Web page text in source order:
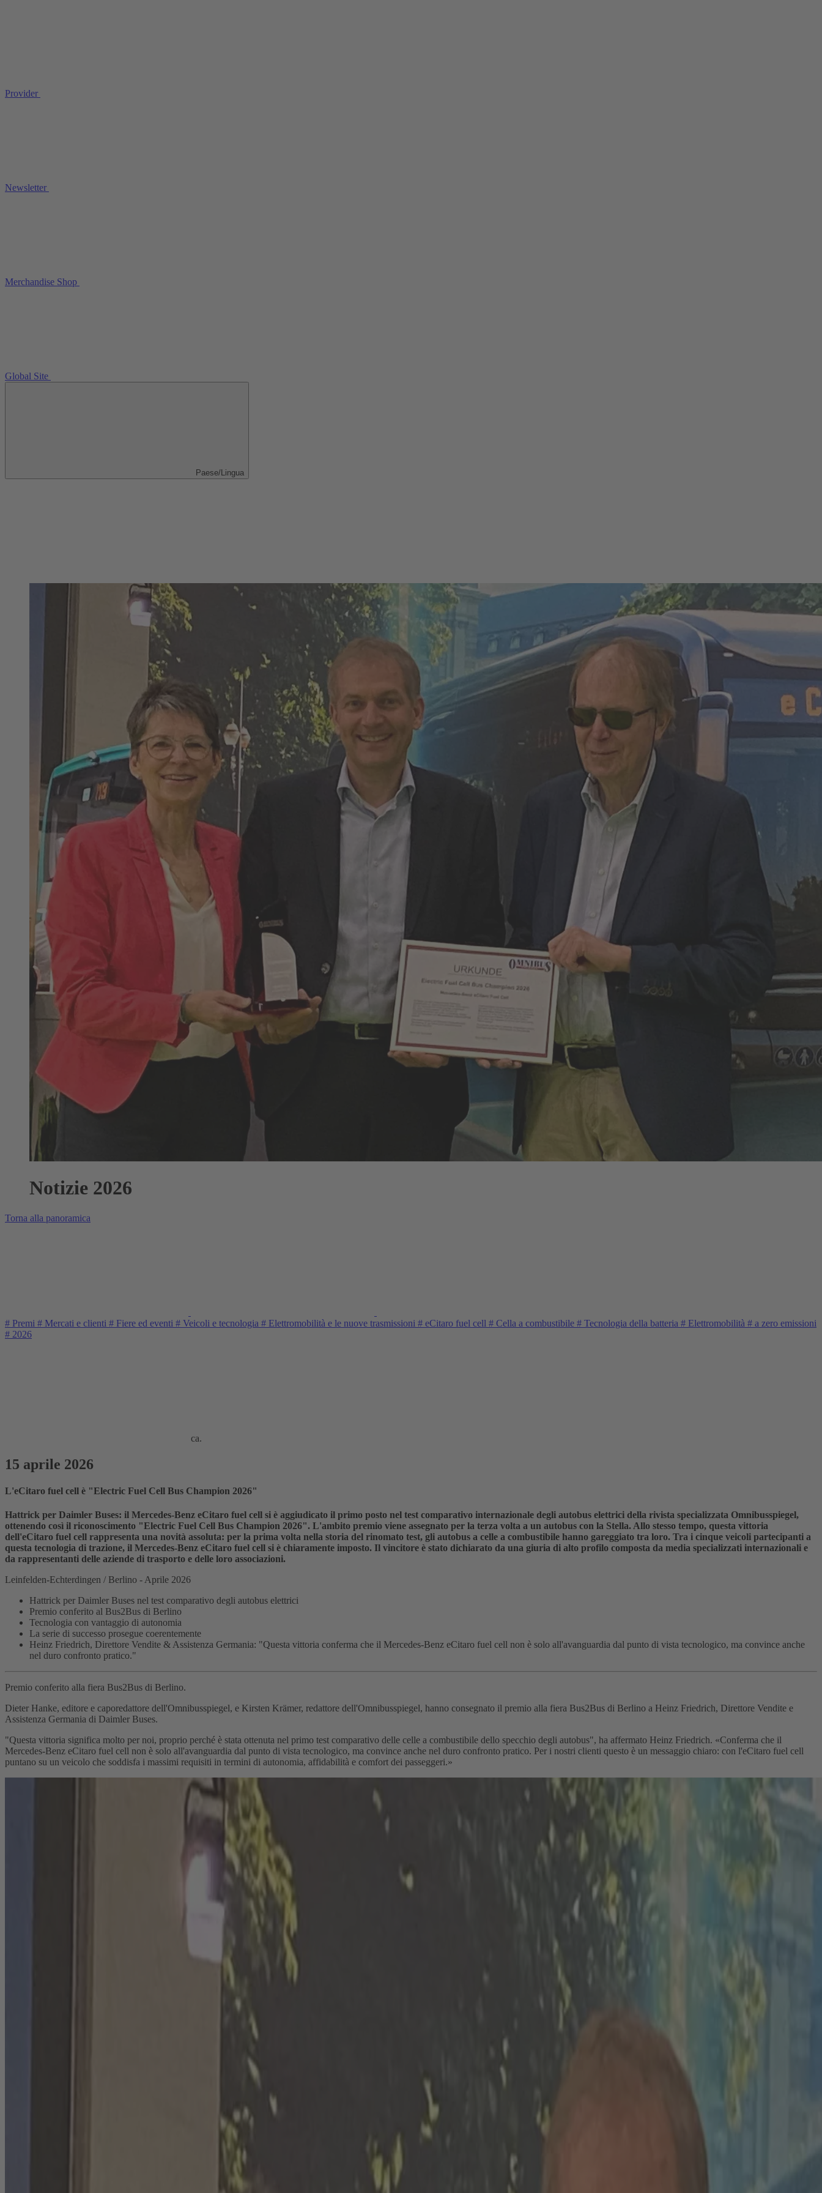
Provider
Newsletter
Merchandise Shop
Global Site
Paese/Lingua
Notizie 2026
Torna alla panoramica
# Premi # Mercati e clienti # Fiere ed eventi # Veicoli e tecnologia # Elettromobilità e le nuove trasmissioni # eCitaro fuel cell # Cella a combustibile # Tecnologia della batteria # Elettromobilità # a zero emissioni
# 2026
ca.
15 aprile 2026
L'eCitaro fuel cell è "Electric Fuel Cell Bus Champion 2026"
Hattrick per Daimler Buses: il Mercedes-Benz eCitaro fuel cell si è aggiudicato il primo posto nel test comparativo internazionale degli autobus elettrici della rivista specializzata Omnibusspiegel,
ottenendo così il riconoscimento "Electric Fuel Cell Bus Champion 2026". L'ambito premio viene assegnato per la terza volta a un autobus con la Stella. Allo stesso tempo, questa vittoria
dell'eCitaro fuel cell rappresenta una novità assoluta: per la prima volta nella storia del rinomato test, gli autobus a celle a combustibile hanno gareggiato tra loro. Tra i cinque veicoli partecipanti a
questa tecnologia di trazione, il Mercedes-Benz eCitaro fuel cell si è chiaramente imposto. Il vincitore è stato dichiarato da una giuria di alto profilo composta da media specializzati internazionali e
da rappresentanti delle aziende di trasporto e delle loro associazioni.
Leinfelden-Echterdingen / Berlino - Aprile 2026
Hattrick per Daimler Buses nel test comparativo degli autobus elettrici
Premio conferito al Bus2Bus di Berlino
Tecnologia con vantaggio di autonomia
La serie di successo prosegue coerentemente
Heinz Friedrich, Direttore Vendite & Assistenza Germania: "Questa vittoria conferma che il Mercedes-Benz eCitaro fuel cell non è solo all'avanguardia dal punto di vista tecnologico, ma convince anche
nel duro confronto pratico."
Premio conferito alla fiera Bus2Bus di Berlino.
Dieter Hanke, editore e caporedattore dell'Omnibusspiegel, e Kirsten Krämer, redattore dell'Omnibusspiegel, hanno consegnato il premio alla fiera Bus2Bus di Berlino a Heinz Friedrich, Direttore Vendite e
Assistenza Germania di Daimler Buses.
"Questa vittoria significa molto per noi, proprio perché è stata ottenuta nel primo test comparativo delle celle a combustibile dello specchio degli autobus", ha affermato Heinz Friedrich. «Conferma che il
Mercedes-Benz eCitaro fuel cell non è solo all'avanguardia dal punto di vista tecnologico, ma convince anche nel duro confronto pratico. Per i nostri clienti questo è un messaggio chiaro: con l'eCitaro fuel cell
puntano su un veicolo che soddisfa i massimi requisiti in termini di autonomia, affidabilità e comfort dei passeggeri.»